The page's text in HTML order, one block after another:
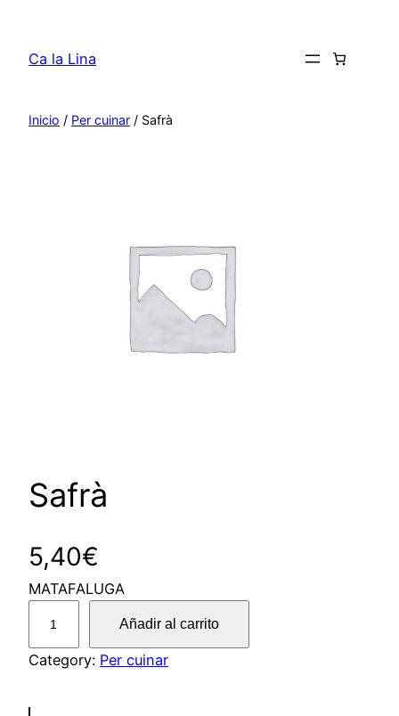
contenido
Ca la Lina
Inicio / Per cuinar / Safrà
Safrà
5,40€
MATAFALUGA
f
à
Añadir al carrito
Category: Per cuinar